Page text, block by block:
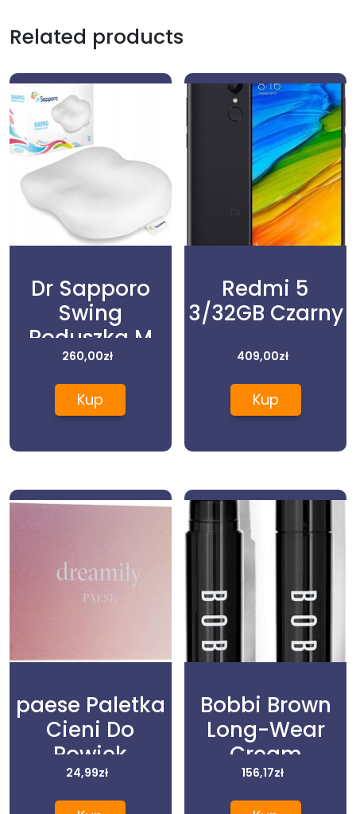
Related products
Dr Sapporo
Swing
Poduszka M
260,00zł
Kup
Redmi 5
3/32GB Czarny
409,00zł
Kup
paese Paletka
Cieni Do
Powiek
Dreamily
Eyeshadow
24,99zł
Bobbi Brown
Long-Wear
Cream
Shadow Stick
Długotrwałe
156,17zł